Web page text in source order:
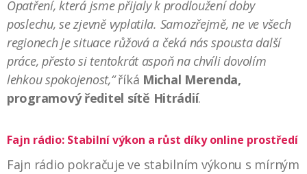
Opatření, která jsme přijaly k prodloužení doby
poslechu, se zjevně vyplatila. Samozřejmě, ne ve všech
regionech je situace růžová a čeká nás spousta další
práce, přesto si tentokrát aspoň na chvíli dovolím
lehkou spokojenost,“říká Michal Merenda,
programový ředitel sítě Hitrádií.
Fajn rádio: Stabilní výkon a růst díky online prostředí
Fajn rádio pokračuje ve stabilním výkonu s mírným